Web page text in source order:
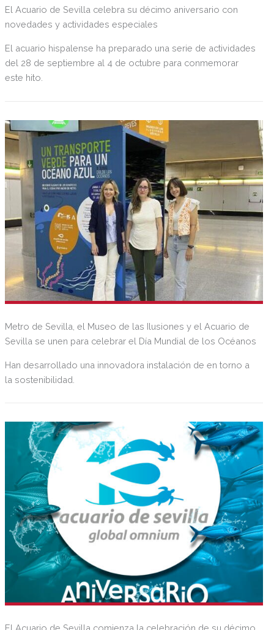
El Acuario de Sevilla celebra su décimo aniversario con
novedades y actividades especiales
El acuario hispalense ha preparado una serie de actividades
del 28 de septiembre al 4 de octubre para conmemorar
este hito.
Metro de Sevilla, el Museo de las Ilusiones y el Acuario de
Sevilla se unen para celebrar el Día Mundial de los Océanos
Han desarrollado una innovadora instalación de en torno a
la sostenibilidad.